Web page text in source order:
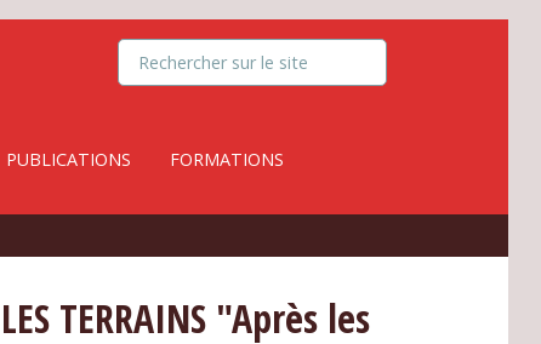
PUBLICATIONS FORMATIONS
TERRAINS "Après les